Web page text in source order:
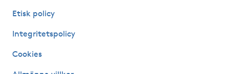
Kemisk peeling
Keratinbehandling
Etisk policy
Integritetspolicy
Cookies